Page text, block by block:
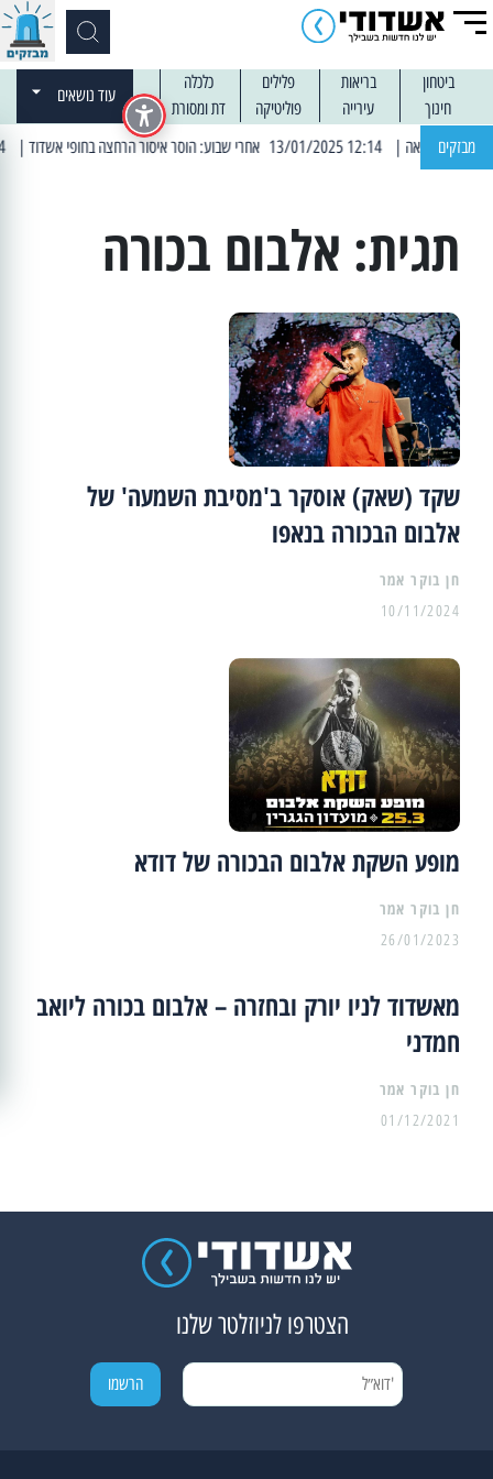
ביטחון בריאות פלילים
כלכלה
חינוך
עירייה פוליטיקה דת ומסורת
עוד נושאים
מבזקים | 12:14 13/01/2025 אחרי שבוע: הוסר איסור הרחצה בחופי אשדוד | 13:04 14/01/2025 עובדים בלילות: עבודות קרצוף וריבוד אספלט
תגית: אלבום בכורה
שקד (שאק) אוסקר ב'מסיבת השמעה' של
אלבום הבכורה בנאפו
10/11/2024
מופע השקת אלבום הבכורה של דודא
26/01/2023
מאשדוד לניו יורק ובחזרה – אלבום בכורה ליואב
חמדני
01/12/2021
הצטרפו לניוזלטר שלנו